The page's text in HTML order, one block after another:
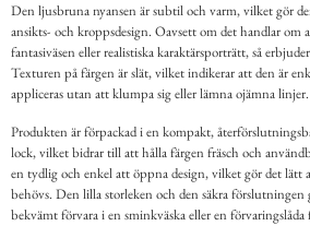
Den ljusbruna nyansen är subtil och varm, vilket gör
ansikts- och kroppsdesign. Oavsett om det handlar om
fantasiväsen eller realistiska karaktärsporträtt, så
Texturen på färgen är slät, vilket indikerar att den är
appliceras utan att klumpa sig eller lämna ojämna linjer.
Produkten är förpackad i en kompakt,
lock, vilket bidrar till att hålla färgen fräsch och
en tydlig och enkel att öppna design, vilket gör det lätt
behövs. Den lilla storleken och den säkra förslutningen
bekvämt förvara i en sminkväska eller en